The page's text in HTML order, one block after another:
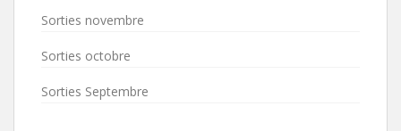
Sorties novembre
Sorties octobre
Sorties Septembre